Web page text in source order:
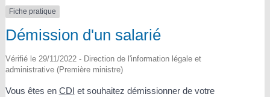
Fiche pratique
Démission d'un salarié
Vérifié le 29/11/2022 - Direction de l'information légale et
administrative (Première ministre)
Vous êtes en CDI et souhaitez démissionner de votre